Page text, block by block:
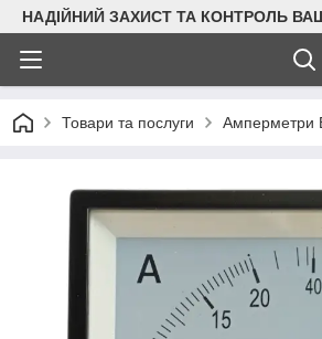
НАДІЙНИЙ ЗАХИСТ ТА КОНТРОЛЬ
Товари та послуги Амперметри